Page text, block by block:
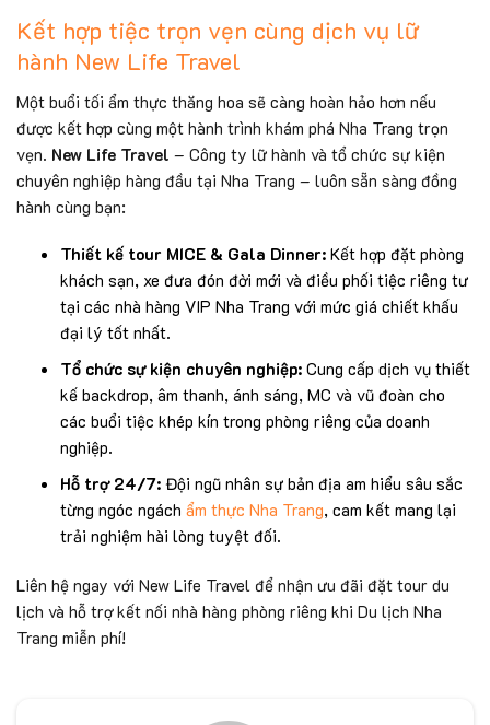
Kết hợp tiệc trọn vẹn cùng dịch vụ lữ
hành New Life Travel
Một buổi tối ẩm thực thăng hoa sẽ càng hoàn hảo hơn nếu
được kết hợp cùng một hành trình khám phá Nha Trang trọn
vẹn. New Life Travel – Công ty lữ hành và tổ chức sự kiện
chuyên nghiệp hàng đầu tại Nha Trang – luôn sẵn sàng đồng
hành cùng bạn:
Thiết kế tour MICE & Gala Dinner:Kết hợp đặt phòng
khách sạn, xe đưa đón đời mới và điều phối tiệc riêng tư
tại các nhà hàng VIP Nha Trang với mức giá chiết khấu
đại lý tốt nhất.
Tổ chức sự kiện chuyên nghiệp:Cung cấp dịch vụ thiết
kế backdrop, âm thanh, ánh sáng, MC và vũ đoàn cho
các buổi tiệc khép kín trong phòng riêng của doanh
nghiệp.
Hỗ trợ 24/7:Đội ngũ nhân sự bản địa am hiểu sâu sắc
từng ngóc ngách ẩm thực Nha Trang, cam kết mang lại
trải nghiệm hài lòng tuyệt đối.
Liên hệ ngay với New Life Travel để nhận ưu đãi đặt tour du
lịch và hỗ trợ kết nối nhà hàng phòng riêng khi Du lịch Nha
Trang miễn phí!